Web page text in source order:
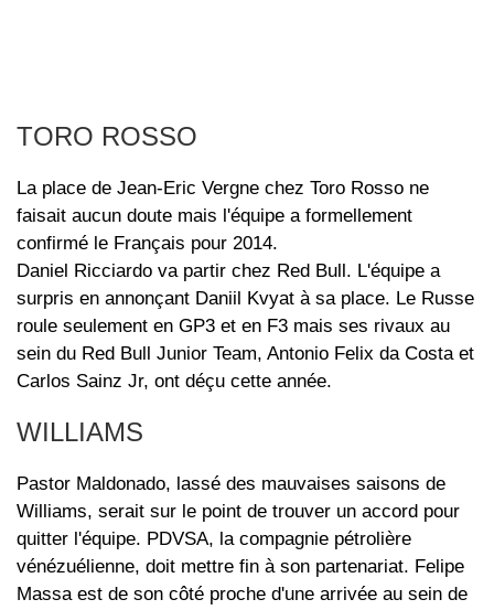
TORO ROSSO
La place de Jean-Eric Vergne chez Toro Rosso ne
faisait aucun doute mais l'équipe a formellement
confirmé le Français pour 2014.
Daniel Ricciardo va partir chez Red Bull. L'équipe a
surpris en annonçant Daniil Kvyat à sa place. Le Russe
roule seulement en GP3 et en F3 mais ses rivaux au
sein du Red Bull Junior Team, Antonio Felix da Costa et
Carlos Sainz Jr, ont déçu cette année.
WILLIAMS
Pastor Maldonado, lassé des mauvaises saisons de
Williams, serait sur le point de trouver un accord pour
quitter l'équipe. PDVSA, la compagnie pétrolière
vénézuélienne, doit mettre fin à son partenariat. Felipe
Massa est de son côté proche d'une arrivée au sein de